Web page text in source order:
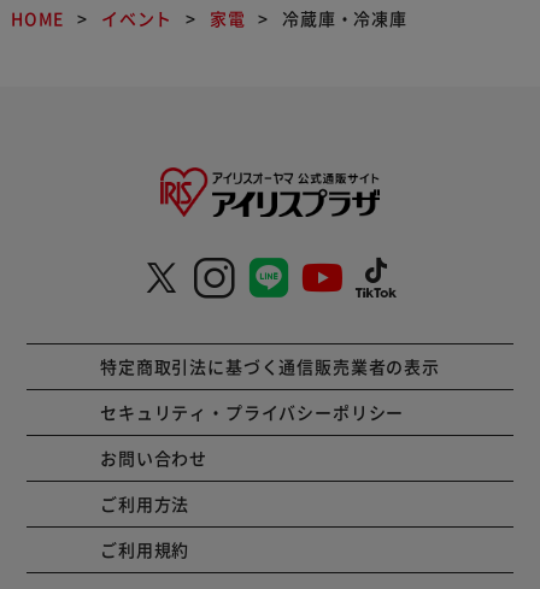
HOME イベント 家電 冷蔵庫・冷凍庫
特定商取引法に基づく通信販売業者の表示
セキュリティ・プライバシーポリシー
お問い合わせ
ご利用方法
ご利用規約